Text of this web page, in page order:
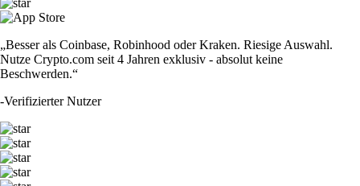
„Besser als Coinbase, Robinhood oder Kraken. Riesige Auswahl.
Nutze Crypto.com seit 4 Jahren exklusiv - absolut keine
Beschwerden.“
-Verifizierter Nutzer